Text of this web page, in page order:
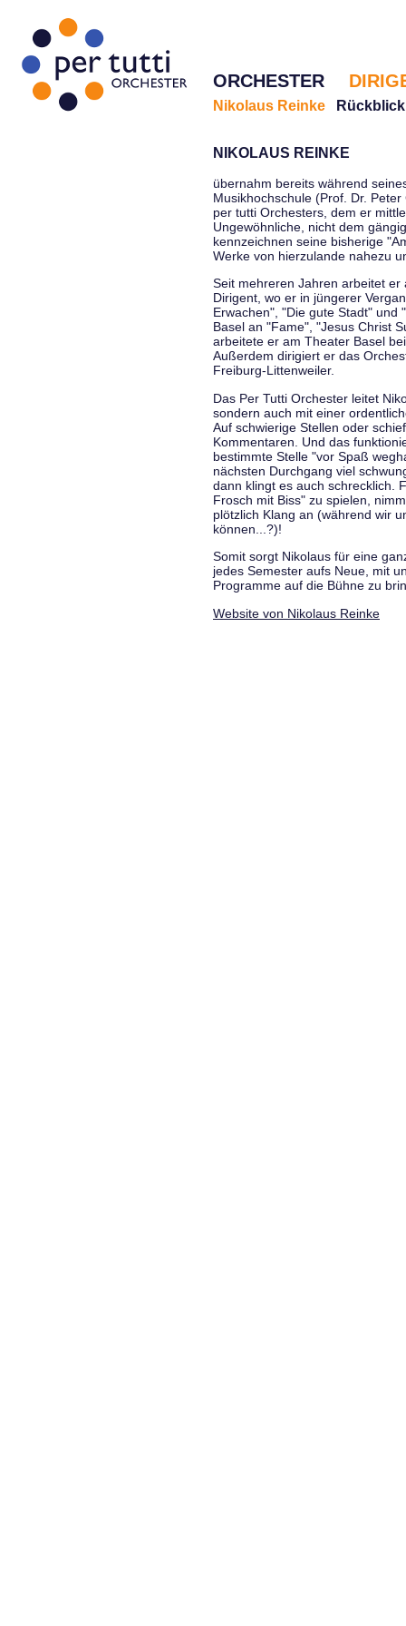
ORCHESTER
Nikolaus Reinke Rückblick
NIKOLAUS REINKE
übernahm bereits während
Musikhochschule (Prof. Dr.
per tutti Orchesters, dem er
Ungewöhnliche, nicht dem
kennzeichnen seine bisherige
Werke von hierzulande nahezu
Seit mehreren Jahren arbeitet
Dirigent, wo er in jüngerer
Erwachen", "Die gute Stadt" und
Basel an "Fame", "Jesus Christ
arbeitete er am Theater Basel
Außerdem dirigiert er das
Freiburg-Littenweiler.
Das Per Tutti Orchester leitet
sondern auch mit einer
Auf schwierige Stellen oder
Kommentaren. Und das
bestimmte Stelle "vor Spaß
nächsten Durchgang viel
dann klingt es auch schrecklich.
Frosch mit Biss" zu spielen,
plötzlich Klang an (während wir
können...?)!
Somit sorgt Nikolaus für eine
jedes Semester aufs Neue, mit
Programme auf die Bühne zu
Website von Nikolaus Reinke